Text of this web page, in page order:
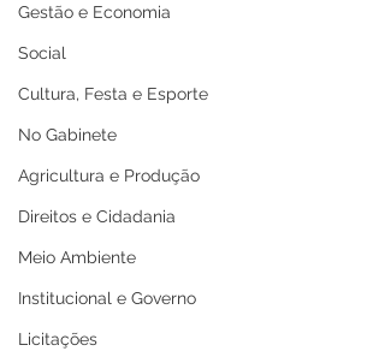
Gestão e Economia
Social
Cultura, Festa e Esporte
No Gabinete
Agricultura e Produção
Direitos e Cidadania
Meio Ambiente
Institucional e Governo
Licitações